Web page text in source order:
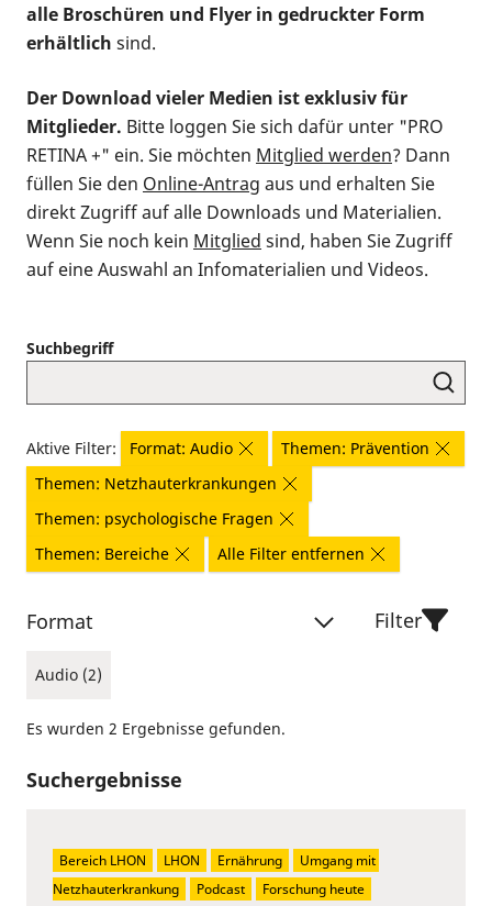
alle Broschüren und Flyer in gedruckter Form
erhältlich sind.
Der Download vieler Medien ist exklusiv für
Mitglieder. Bitte loggen Sie sich dafür unter "PRO
RETINA +" ein. Sie möchten Mitglied werden? Dann
füllen Sie den Online-Antrag aus und erhalten Sie
direkt Zugriff auf alle Downloads und Materialien.
Wenn Sie noch kein Mitglied sind, haben Sie Zugriff
auf eine Auswahl an Infomaterialien und Videos.
Suchbegriff
Aktive Filter: Format: Audio
Themen: Prävention
Themen: Netzhauterkrankungen
Themen: psychologische Fragen
Themen: Bereiche
Alle Filter entfernen
Format
Audio (2)
Filter
Es wurden 2 Ergebnisse gefunden.
Suchergebnisse
Bereich LHON LHON Ernährung
Umgang mit
Netzhauterkrankung
Podcast Forschung heute